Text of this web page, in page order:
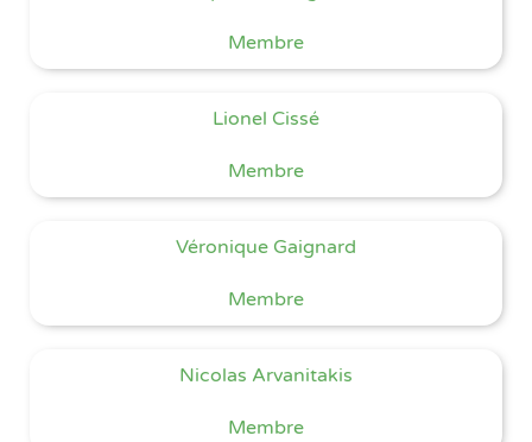
Membre
Lionel Cissé
Membre
Véronique Gaignard
Membre
Nicolas Arvanitakis
Membre